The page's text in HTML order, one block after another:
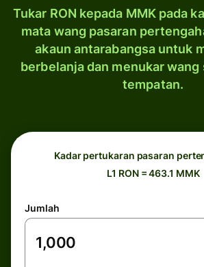
Tukar RON kepada MMK pada
mata wang pasaran
akaun antarabangsa untuk
berbelanja dan menukar
tempatan.
Kadar pertukaran pasaran
L1 RON = 463.1 MMK
Jumlah